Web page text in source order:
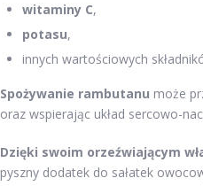
witaminy C,
potasu,
innych wartościowych
Spożywanie rambutanu może
oraz wspierając układ sercowo-
Dzięki swoim orzeźwiającym
pyszny dodatek do sałatek